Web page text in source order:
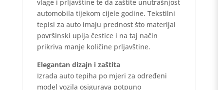
vlage i prljavštine te da zaštite unutrašnjost
automobila tijekom cijele godine. Tekstilni
tepisi za auto imaju prednost što materijal
površinski upija čestice i na taj način
prikriva manje količine prljavštine.
Elegantan dizajn i zaštita
Izrada auto tepiha po mjeri za određeni
model vozila osigurava potpuno